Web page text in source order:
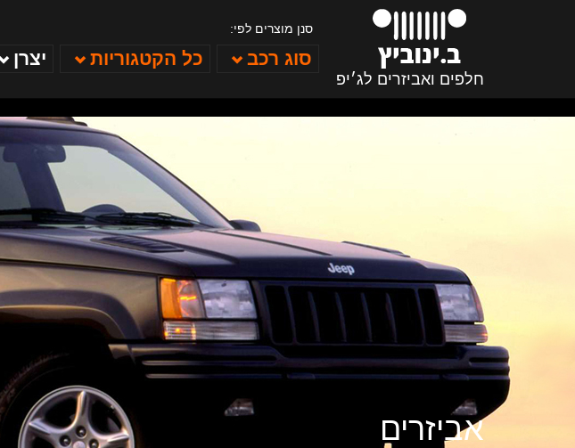
חלפים ואביזרים לג׳יפ
אביזרים
סנן מוצרים לפי:
סוג רכב כל הקטגוריות יצרן